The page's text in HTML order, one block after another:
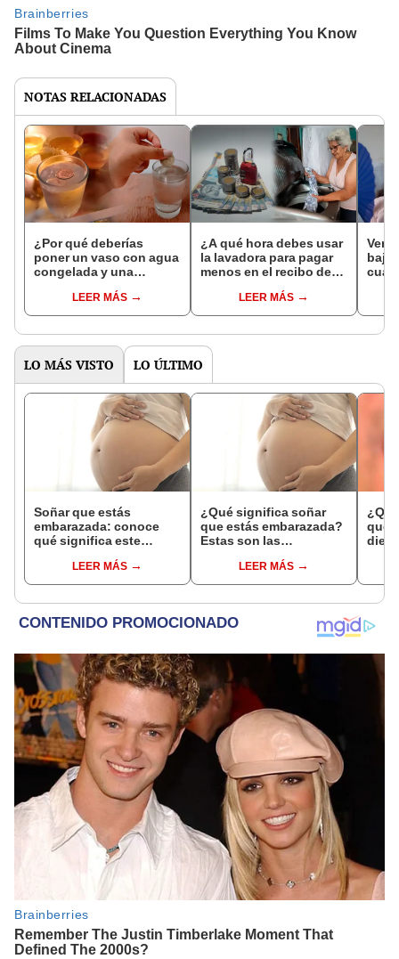
NOTAS RELACIONADAS
¿Por qué deberías
poner un vaso con agua
congelada y una
refrigeradora si vas de
viaje?
LEER MÁS
¿A qué hora debes usar
la lavadora para pagar
menos en el recibo de
LEER MÁS
LO MÁS VISTO LO ÚLTIMO
Soñar que estás
embarazada: conoce
qué significa este
LEER MÁS
¿Qué significa soñar
que estás embarazada?
Estas son las
comunesLEER MÁS
que